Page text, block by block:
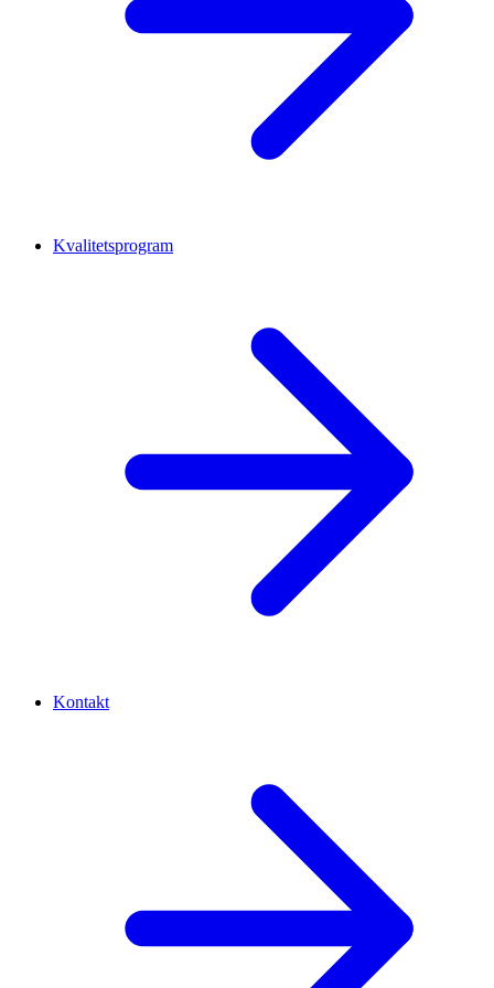
Kvalitetsprogram
Kontakt